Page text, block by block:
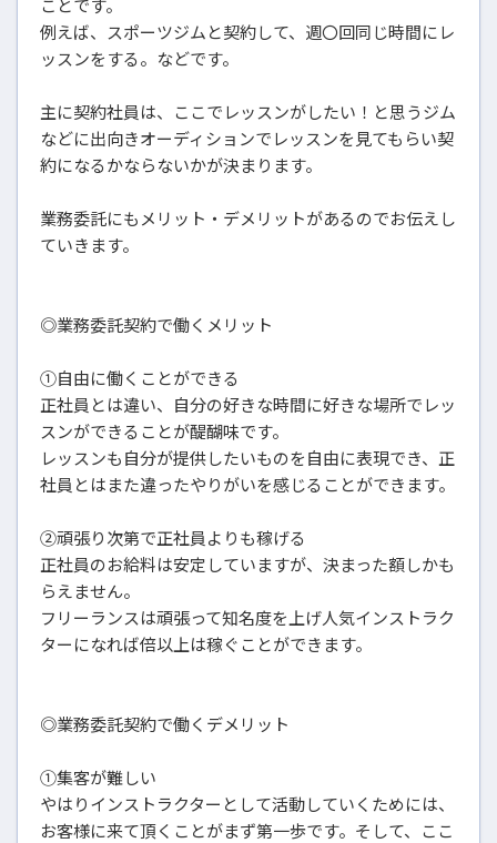
ことです。
例えば、スポーツジムと契約して、週〇回同じ時間にレ
ッスンをする。などです。
主に契約社員は、ここでレッスンがしたい！と思うジム
などに出向きオーディションでレッスンを見てもらい契
約になるかならないかが決まります。
業務委託にもメリット・デメリットがあるのでお伝えし
ていきます。
◎業務委託契約で働くメリット
①自由に働くことができる
正社員とは違い、自分の好きな時間に好きな場所でレッ
スンができることが醍醐味です。
レッスンも自分が提供したいものを自由に表現でき、正
社員とはまた違ったやりがいを感じることができます。
②頑張り次第で正社員よりも稼げる
正社員のお給料は安定していますが、決まった額しかも
らえません。
フリーランスは頑張って知名度を上げ人気インストラク
ターになれば倍以上は稼ぐことができます。
◎業務委託契約で働くデメリット
①集客が難しい
やはりインストラクターとして活動していくためには、
お客様に来て頂くことがまず第一歩です。そして、ここ